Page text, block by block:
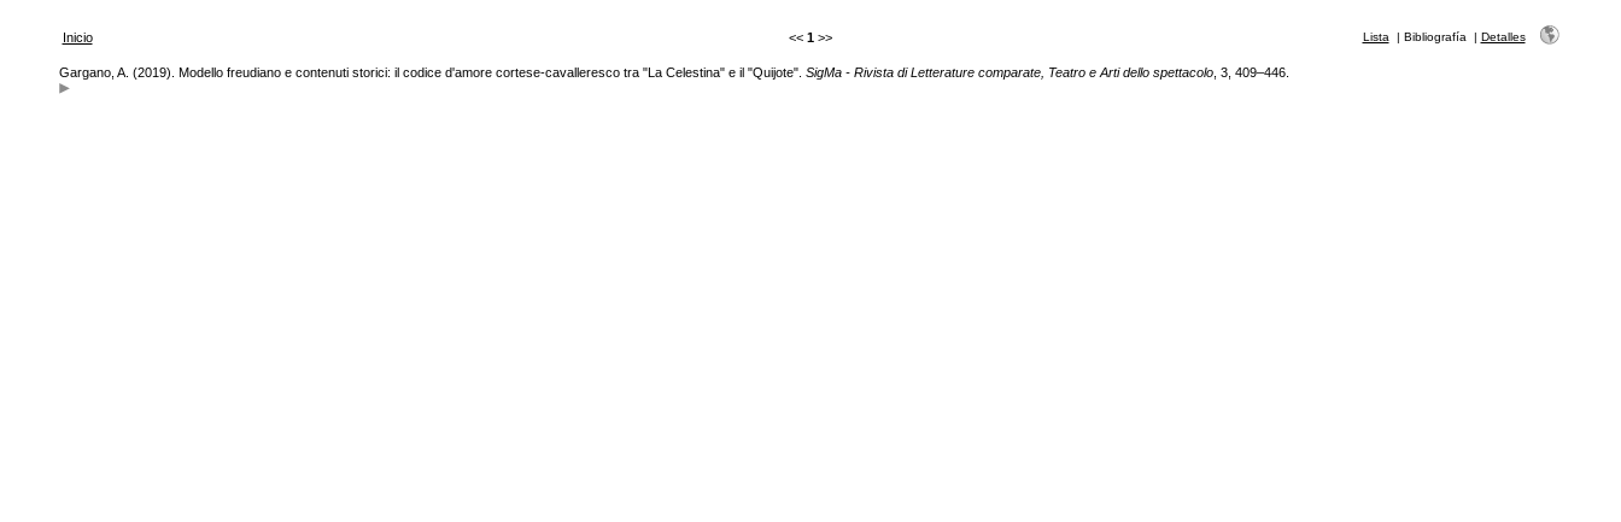
Inicio << 1 >> Lista | Bibliografía | Detalles
Gargano, A. (2019). Modello freudiano e contenuti storici: il codice d'amore cortese-cavalleresco tra "La Celestina" e il "Quijote". SigMa - Rivista di Letterature comparate, Teatro e Arti dello spettacolo, 3, 409–446.